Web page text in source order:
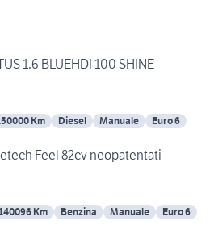
1.6 BLUEHDI 100 SHINE
Km Diesel Manuale Euro 6
Feel 82cv neopatentati
Km Benzina Manuale Euro 6